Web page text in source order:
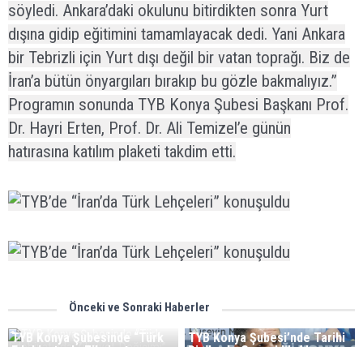
söyledi. Ankara’daki okulunu bitirdikten sonra Yurt
dışına gidip eğitimini tamamlayacak dedi. Yani Ankara
bir Tebrizli için Yurt dışı değil bir vatan toprağı. Biz de
İran’a bütün önyargıları bırakıp bu gözle bakmalıyız.”
Programın sonunda TYB Konya Şubesi Başkanı Prof.
Dr. Hayri Erten, Prof. Dr. Ali Temizel’e günün
hatırasına katılım plaketi takdim etti.
Önceki ve Sonraki Haberler
TYB Konya Şubesinde “Türk
TYB Konya Şubesi’nde Tarihi